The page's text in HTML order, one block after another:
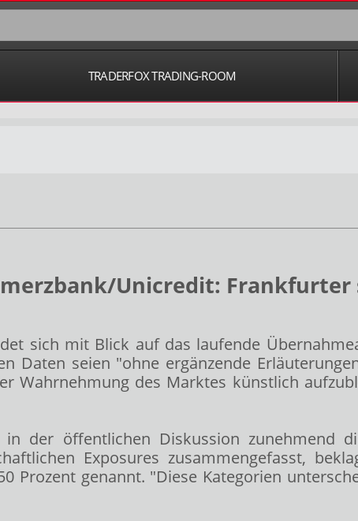
TRADERFOX TRADING-ROOM
Unicredit:
sich mit Blick auf das laufende
Daten seien "ohne ergänzende
Wahrnehmung des Marktes künstlich
der öffentlichen Diskussion zunehmend
Exposures zusammengefasst,
Prozent genannt. "Diese Kategorien